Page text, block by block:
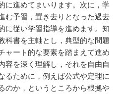
に進めてまいります。次に，学
む予習，置き去りとなった過去
に従い学習指導を進めます。知
科書を主軸とし，典型的な問題
ャート的な要素を踏まえて進め
容を深く理解し，それを自由自
るために，例えば公式や定理に
のか，というところから根拠や